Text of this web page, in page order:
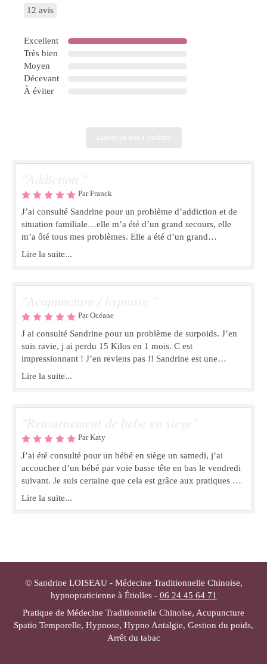
12 avis
Excellent
Très bien
Moyen
Décevant
À éviter
"Addiction "
Par Franck
J’ai consulté Sandrine pour un problème d’addiction et de
situation familiale…elle m’a été d’un grand secours, elle
m’a ôté tous mes problèmes. Elle a été d’un grand
réconfort, elle écoute et analyse afin d’éradiquer le mal Un
Lire la suite...
"Acupuncture / hypnose "
Par Océane
J ai consulté Sandrine pour un problème de surpoids. J’en
suis ravie, j ai perdu 15 Kilos en 1 mois. C est
impressionnant ! J’en reviens pas !! Sandrine est une
magicienne , elle a l écoute de ses patients, elle m’as
Lire la suite...
"Retournement de bebe en siege"
Par Katy
J’ai été consulté pour un bébé en siège un samedi, j’ai
accoucher d’un bébé par voie basse tête en bas le vendredi
suivant. Je suis certaine que cela est grâce aux pratiques de
Madame ! Je l’en remercie beaucoup!
Lire la suite...
© Sandrine LOISEAU - Médecine Traditionnelle Chinoise,
hypnopraticienne à Étiolles - 06 24 45 64 71
Pratique de Médecine Traditionnelle Chinoise, Acupuncture
Spatio Temporelle, Hypnose, Hypno Antalgie, Gestion du poids,
Arrêt du tabac